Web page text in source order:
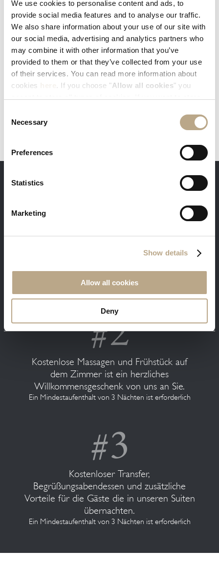
We use cookies to personalise content and ads, to
provide social media features and to analyse our traffic.
We also share information about your use of our site with
our social media, advertising and analytics partners who
may combine it with other information that you’ve
provided to them or that they’ve collected from your use
of their services. You can read more information about
cookies
. If you choose "Allow all cookies" you
tick boxes below, and then click "
Allow selection".
Selection
Necessary
Preferences
Statistics
Marketing
Show details
Allow all cookies
Deny
EXPLORE AND SHARE YOUR EXPERIENCE
#ELYSIUMRHODES
DIE VORTEILE BEI DIREKTBUCHUNGEN
Preise. Melden Sie sich mit Ihrer E-Mail und
Sie erhalten 5% Rabatt.
Kostenlose Massagen und Frühstück auf
dem Zimmer ist ein herzliches
Willkommensgeschenk von uns an Sie.
Ein Mindestaufenthalt von 3 Nächten ist erforderlich
Kostenloser Transfer,
Begrüßungsabendessen und zusätzliche
Vorteile für die Gäste die in unseren Suiten
übernachten.
Ein Mindestaufenthalt von 3 Nächten ist erforderlich